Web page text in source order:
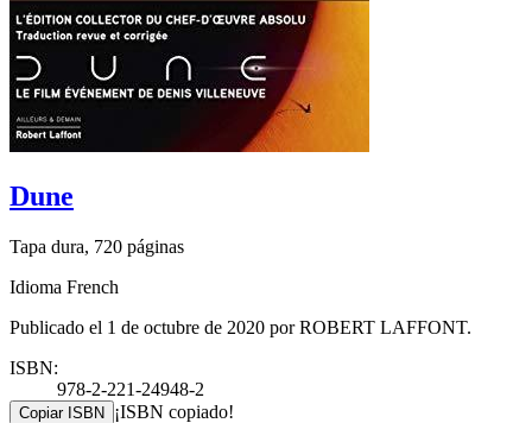
Dune
Tapa dura, 720 páginas
Idioma French
Publicado el 1 de octubre de 2020 por ROBERT LAFFONT.
ISBN:
978-2-221-24948-2
Copiar ISBN ¡ISBN copiado!